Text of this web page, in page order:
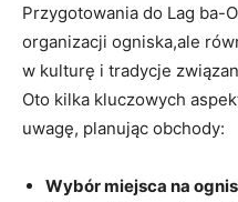
Przygotowania‌ do Lag ba-
organizacji ogniska,ale
w kulturę i tradycje
Oto kilka kluczowych
uwagę, planując ⁣obchody:
Wybór miejsca na‌